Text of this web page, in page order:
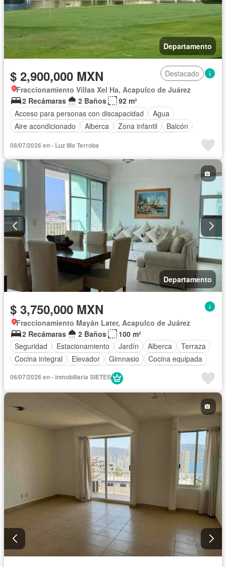
Departamento
$ 2,900,000 MXN
Destacado
Fraccionamiento Villas Xel Ha, Acapulco de Juárez
2 Recámaras
2 Baños
92 m²
Acceso para personas con discapacidad
Agua
Aire acondicionado
Alberca Zona infantil
Balcón
Circuito cerrado de televisión
Cocina equipada
Cocina integral
Cuarto de Limpieza
Electricidad
Elevador Estacionamiento
Jacuzzi
Recámara con closet
Sala polivalente
Seguridad
Televisión por cable
Terraza
Vista panorámica
Wifi
Zonas verdes
Completamente amueblado
08/07/2026 en - Luz Ma Terroba
Departamento
$ 3,750,000 MXN
Fraccionamiento Mayán Later, Acapulco de Juárez
2 Recámaras
2 Baños
100 m²
Seguridad
Estacionamiento Jardín Alberca
Terraza
Cocina integral
Elevador Gimnasio
Cocina equipada
Electricidad
Cancha de tenis
Zonas verdes
Recámara con closet
Sin amueblar
06/07/2026 en - inmobiliaria SIETES